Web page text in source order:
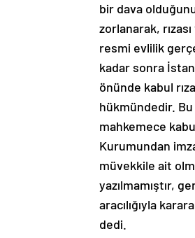
bir dava
zorlanarak,
resmi evlilik
kadar sonra
önünde kabul
hükmündedir.
mahkemece
Kurumundan
müvekkile ait
yazılmamıştır,
aracılığıyla
dedi.